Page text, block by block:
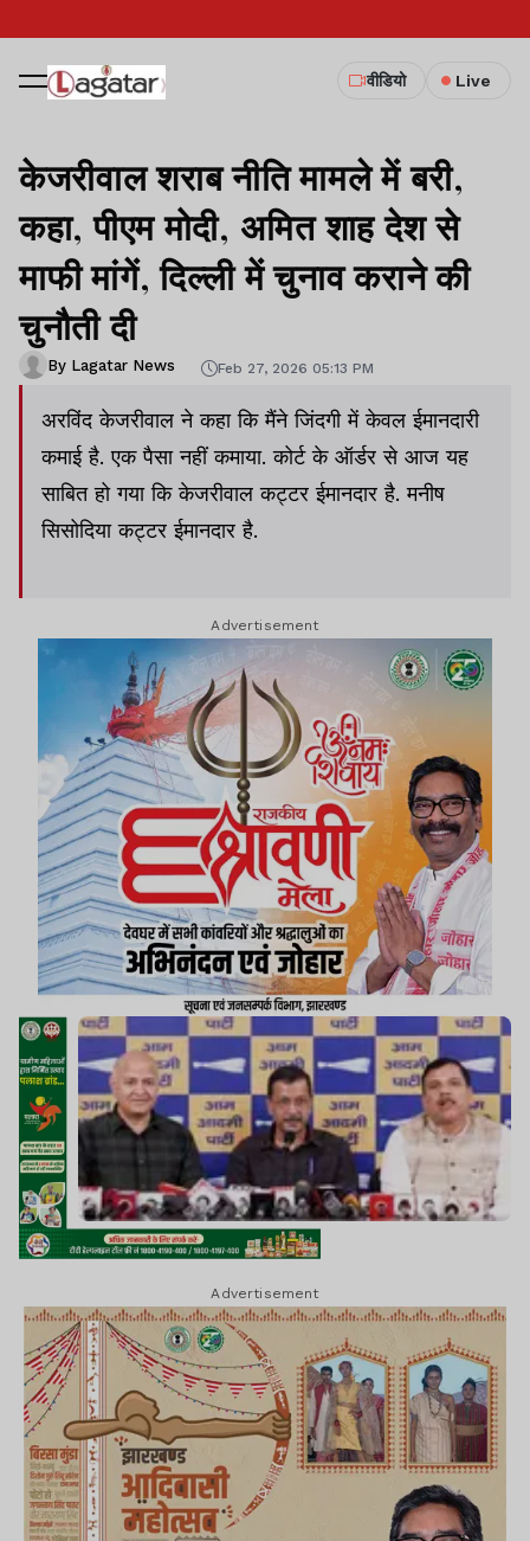
वीडियो Live
केजरीवाल शराब नीति मामले में बरी,
कहा, पीएम मोदी, अमित शाह देश से
माफी मांगें, दिल्ली में चुनाव कराने की
चुनौती दी
By Lagatar News Feb 27, 2026 05:13 PM
अरविंद केजरीवाल ने कहा कि मैंने जिंदगी में केवल ईमानदारी
कमाई है. एक पैसा नहीं कमाया. कोर्ट के ऑर्डर से आज यह
साबित हो गया कि केजरीवाल कट्टर ईमानदार है. मनीष
सिसोदिया कट्टर ईमानदार है.
Advertisement
Advertisement